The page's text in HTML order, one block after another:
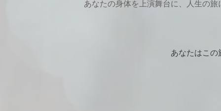
あなたの身体を上演舞台に、人生の
あなたはこの